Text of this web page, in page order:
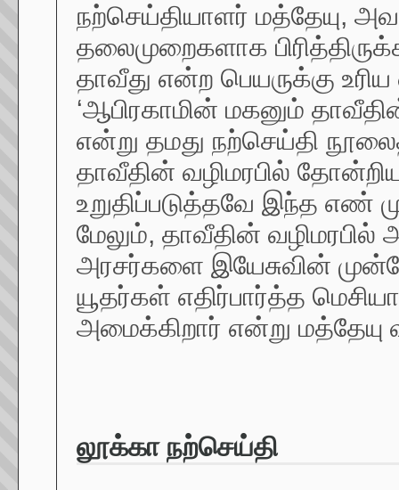
நற்செய்தியாளர் மத்தேயு,
தலைமுறைகளாக
தாவீது என்ற பெயருக்கு
‘ஆபிரகாமின் மகனும்
என்று தமது நற்செய்தி
தாவீதின் வழிமரபில்
உறுதிப்படுத்தவே இந்த எண்
மேலும், தாவீதின்
அரசர்களை இயேசுவின்
யூதர்கள் எதிர்பார்த்த
அமைக்கிறார் என்று மத்தேயு
லூக்கா நற்செய்தி